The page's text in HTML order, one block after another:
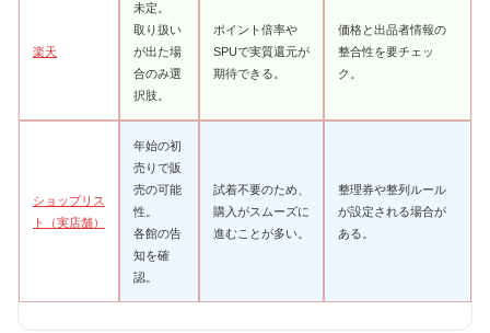
楽天
未定。
取り扱い
が出た場
合のみ選
択肢。
ポイント倍率や
SPUで実質還元が
期待できる。
価格と出品者情報の
整合性を要チェッ
ク。
ショップリス
ト（実店舗）
年始の初
売りで販
売の可能
性。
各館の告
知を確
認。
試着不要のため、
購入がスムーズに
進むことが多い。
整理券や整列ルール
が設定される場合が
ある。